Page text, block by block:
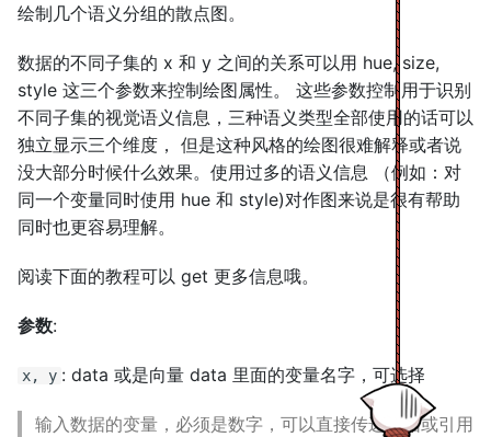
t
s
a
r
c
g
绘制几个语义分组的散点图。
数据的不同子集的 x 和 y 之间的关系可以用 hue, size,
style 这三个参数来控制绘图属性。 这些参数控制用于识别
不同子集的视觉语义信息，三种语义类型全部使用的话可以
独立显示三个维度， 但是这种风格的绘图很难解释或者说
没大部分时候什么效果。使用过多的语义信息 （例如：对
同一个变量同时使用 hue 和 style)对作图来说是很有帮助
同时也更容易理解。
阅读下面的教程可以 get 更多信息哦。
参数:
x, y : data 或是向量 data 里面的变量名字，可选择
输入数据的变量，必须是数字，可以直接传递数据或引用